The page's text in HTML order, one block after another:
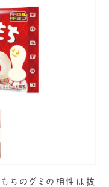
もちのグミの相性は抜